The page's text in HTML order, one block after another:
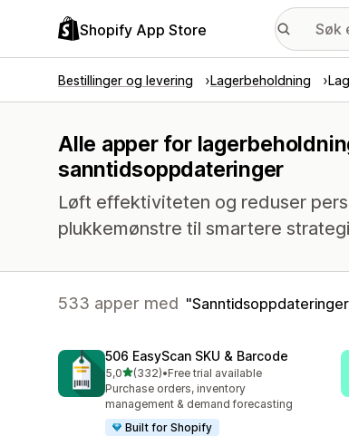
Shopify App Store
Bestillinger og levering Lagerbeholdning
Alle apper for
sanntidsoppdateringer
Løft effektiviteten og reduser
plukkemønstre til smartere
533 apper med Sanntidsoppdateringer
506 EasyScan SKU & Barcode
5,0av 5 stjerner
(332)
Totalt 332 omtaler
•Free trial available
Purchase orders, inventory
management & demand forecasting
Built for Shopify